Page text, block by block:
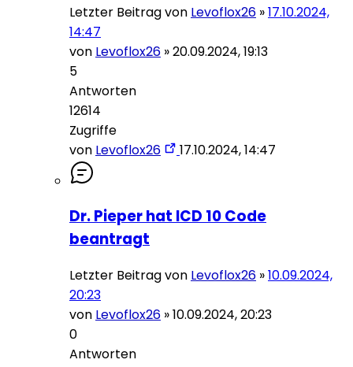
Letzter Beitrag von Levoflox26 »17.10.2024,
14:47
von Levoflox26 »20.09.2024, 19:13
5
Antworten
12614
Zugriffe
von Levoflox26 17.10.2024, 14:47
Dr. Pieper hat ICD 10 Code
beantragt
Letzter Beitrag von Levoflox26 »10.09.2024,
20:23
von Levoflox26 »10.09.2024, 20:23
0
Antworten